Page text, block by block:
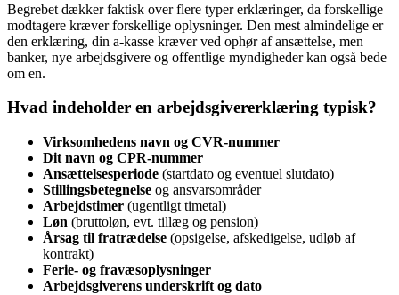
Begrebet dækker faktisk over flere typer erklæringer, da forskellige
modtagere kræver forskellige oplysninger. Den mest almindelige er
den erklæring, din a-kasse kræver ved ophør af ansættelse, men
banker, nye arbejdsgivere og offentlige myndigheder kan også bede
om en.
Hvad indeholder en arbejdsgivererklæring typisk?
Virksomhedens navn og CVR-nummer
Dit navn og CPR-nummer
Ansættelsesperiode (startdato og eventuel slutdato)
Stillingsbetegnelse og ansvarsområder
Arbejdstimer (ugentligt timetal)
Løn (bruttoløn, evt. tillæg og pension)
Årsag til fratrædelse (opsigelse, afskedigelse, udløb af
kontrakt)
Ferie- og fravæsoplysninger
Arbejdsgiverens underskrift og dato